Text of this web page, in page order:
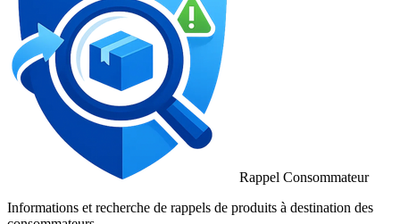
Rappel Consommateur
Informations et recherche de rappels de produits à destination des